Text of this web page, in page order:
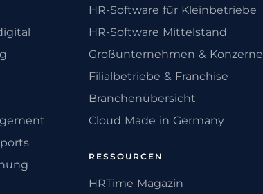
HR-Software für Kleinbetriebe
HR-Software Mittelstand
Großunternehmen & Konzerne
Filialbetriebe & Franchise
Branchenübersicht
Cloud Made in Germany
RESSOURCEN
HRTime Magazin